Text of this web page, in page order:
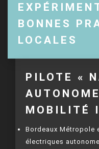
BONNES
LOCALES
PILOTE «
MOBILITÉ
Bordeaux Métropole
électriques